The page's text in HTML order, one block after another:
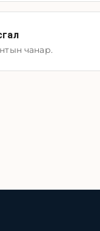
чанар.